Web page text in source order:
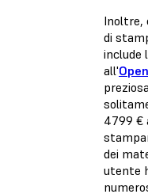
Inoltre,
di
include
all'
4799 €
dei
utente